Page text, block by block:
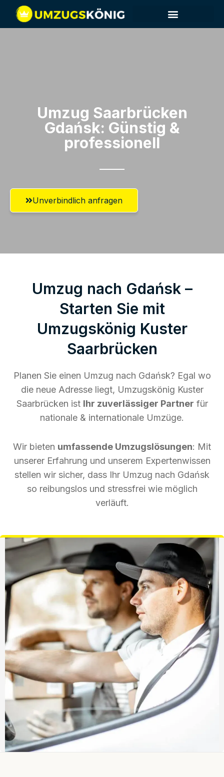
Umzug Saarbrücken​
Gdańsk: Günstig &
professionell​
Unverbindlich anfragen
Umzug nach Gdańsk –
Starten Sie mit
Umzugskönig Kuster
Saarbrücken
Planen Sie einen Umzug nach Gdańsk? Egal wo
die neue Adresse liegt, Umzugskönig Kuster
Saarbrücken ist Ihr zuverlässiger Partner für
nationale & internationale Umzüge.
Wir bieten umfassende Umzugslösungen: Mit
unserer Erfahrung und unserem Expertenwissen
stellen wir sicher, dass Ihr Umzug nach Gdańsk
so reibungslos und stressfrei wie möglich
verläuft.